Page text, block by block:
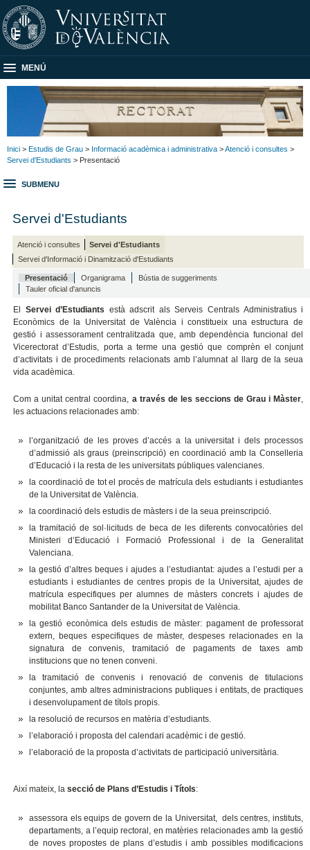
MENÚ
Inici > Estudis de Grau > Informació acadèmica i administrativa >Atenció i consultes >
Servei d'Estudiants > Presentació
SUBMENU
Servei d'Estudiants
Atenció i consultes
Servei d'Estudiants
Servei d'Informació i Dinamització d'Estudiants
Presentació Organigrama
Bústia de suggeriments
Tauler oficial d'anuncis
El Servei d’Estudiants està adscrit als Serveis Centrals Administratius i
Econòmics de la Universitat de València i constitueix una estructura de
gestió i assessorament centralitzada que, amb dependència funcional del
Vicerectorat d’Estudis, porta a terme una gestió que comprèn el conjunt
d’activitats i de procediments relacionats amb l’alumnat al llarg de la seua
vida acadèmica.
Com a unitat central coordina, a través de les seccions de Grau i Màster,
les actuacions relacionades amb:
l’organització de les proves d’accés a la universitat i dels processos
d’admissió als graus (preinscripció) en coordinació amb la Conselleria
d’Educació i la resta de les universitats públiques valencianes.
la coordinació de tot el procés de matrícula dels estudiants i estudiantes
de la Universitat de València.
la coordinació dels estudis de màsters i de la seua preinscripció.
la tramitació de sol·licituds de beca de les diferents convocatòries del
Ministeri d’Educació i Formació Professional i de la Generalitat
Valenciana.
la gestió d’altres beques i ajudes a l’estudiantat: ajudes a l’estudi per a
estudiants i estudiantes de centres propis de la Universitat, ajudes de
matrícula especifiques per alumnes de màsters concrets i ajudes de
mobilitat Banco Santander de la Universitat de València.
la gestió econòmica dels estudis de màster: pagament de professorat
extern, beques especifiques de màster, despeses relacionades en la
signatura de convenis, tramitació de pagaments de taxes amb
institucions que no tenen conveni.
la tramitació de convenis i renovació de convenis de titulacions
conjuntes, amb altres administracions publiques i entitats, de practiques
i desenvolupament de títols propis.
la resolució de recursos en matèria d’estudiants.
l’elaboració i proposta del calendari acadèmic i de gestió.
l’elaboració de la proposta d’activitats de participació universitària.
Així mateix, lasecció de Plans d’Estudis i Títols:
assessora els equips de govern de la Universitat, dels centres, instituts,
departaments, a l’equip rectoral, en matèries relacionades amb la gestió
de noves propostes de plans d’estudis i amb possibles modificacions